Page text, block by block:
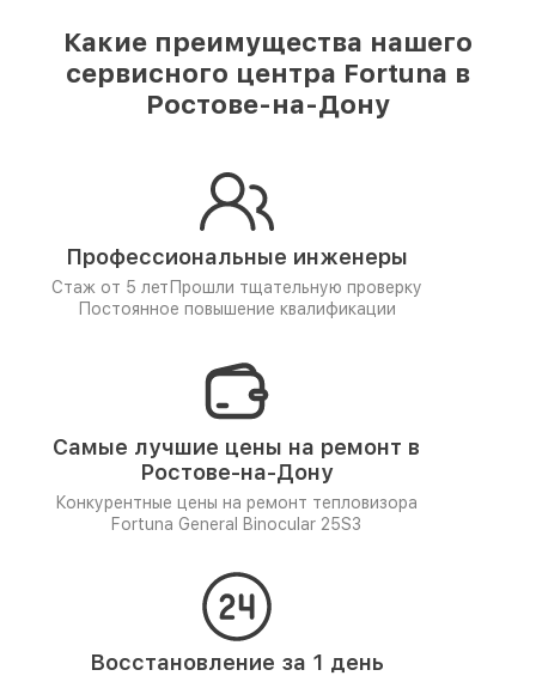
Какие преимущества нашего
сервисного центра Fortuna в
Ростове-на-Дону
Профессиональные инженеры
Стаж от 5 лет Прошли тщательную проверку
Постоянное повышение квалификации
Самые лучшие цены на ремонт в
Ростове-на-Дону
Конкурентные цены на ремонт тепловизора
Fortuna General Binocular 25S3
Восстановление за 1 день